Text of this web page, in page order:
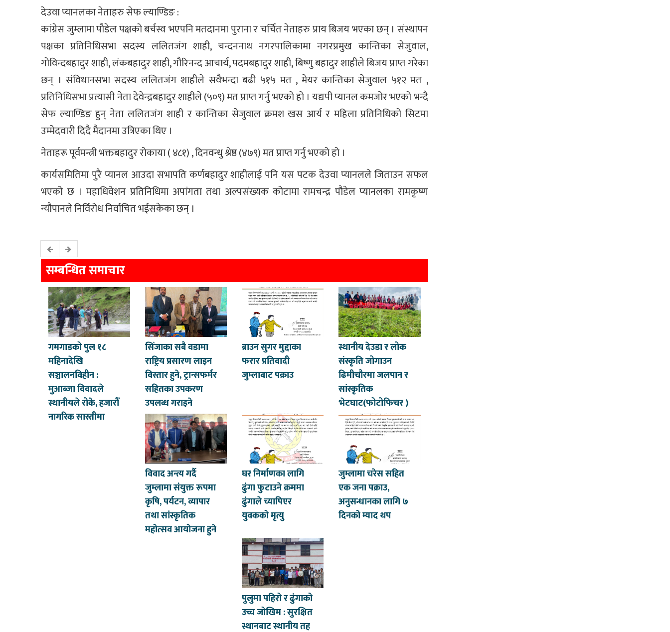
देउवा प्यानलका नेताहरु सेफ ल्याण्डिङ :
कांग्रेस जुम्लामा पौडेल पक्षको बर्चस्व भएपनि मतदानमा पुराना र चर्चित नेताहरु प्राय बिजय भएका छन् । संस्थापन
पक्षका प्रतिनिधिसभा सदस्य ललितजंग शाही, चन्दननाथ नगरपालिकामा नगरप्रमुख कान्तिका सेजुवाल,
गोविन्दबहादुर शाही, लंकबहादुर शाही, गौरिनन्द आचार्य, पदमबहादुर शाही, बिष्णु बहादुर शाहीले बिजय प्राप्त गरेका
छन् । संविधानसभा सदस्य ललितजंग शाहीले सवैभन्दा बढी ५१५ मत , मेयर कान्तिका सेजुवाल ५१२ मत ,
प्रतिनिधिसभा प्रत्यासी नेता देवेन्द्रबहादुर शाहीले (५०९) मत प्राप्त गर्नु भएको हो । यद्यपी प्यानल कमजोर भएको भन्दै
सेफ ल्याण्डिङ हुन् नेता ललितजंग शाही र कान्तिका सेजुवाल क्रमश खस आर्य र महिला प्रतिनिधिको सिटमा
उम्मेदवारी दिदै मैदानमा उत्रिएका थिए ।
नेताहरू पूर्वमन्त्री भक्तबहादुर रोकाया ( ४८१) , दिनवन्धु श्रेष्ठ (४७९) मत प्राप्त गर्नु भएको हो ।
कार्यसमितिमा पुरै प्यानल आउदा सभापति कर्णबहादुर शाहीलाई पनि यस पटक देउवा प्यानलले जिताउन सफल
भएको छ । महाधिवेशन प्रतिनिधिमा अपांगता तथा अल्पसंख्यक कोटामा रामचन्द्र पौडेल प्यानलका रामकृष्ण
न्यौपानले निर्विरोध निर्वाचित भईसकेका छन् ।
सम्बन्धित समाचार
गमगाडको पुल १८
महिनादेखि
सञ्चालनविहीन :
मुआब्जा विवादले
स्थानीयले रोके, हजारौँ
नागरिक सास्तीमा
सिँजाका सबै वडामा
राष्ट्रिय प्रसारण लाइन
विस्तार हुने, ट्रान्सफर्मर
सहितका उपकरण
उपलब्ध गराइने
ब्राउन सुगर मुद्दाका
फरार प्रतिवादी
जुम्लाबाट पक्राउ
स्थानीय देउडा र लोक
संस्कृति जोगाउन
ढिमीचौरमा जलपान र
सांस्कृतिक
भेटघाट(फोटोफिचर )
विवाद अन्त्य गर्दै
जुम्लामा संयुक्त रूपमा
कृषि, पर्यटन, व्यापार
तथा सांस्कृतिक
महोत्सव आयोजना हुने
घर निर्माणका लागि
ढुंगा फुटाउने क्रममा
ढुंगाले च्यापिएर
युवकको मृत्यु
जुम्लामा चरेस सहित
एक जना पक्राउ,
अनुसन्धानका लागि ७
दिनको म्याद थप
पुलुमा पहिरो र ढुंगाको
उच्च जोखिम : सुरक्षित
स्थानबाट स्थानीय तह